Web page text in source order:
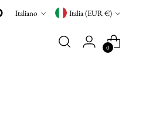
Lingua
Italiano Valuta Italia (EUR €)
0